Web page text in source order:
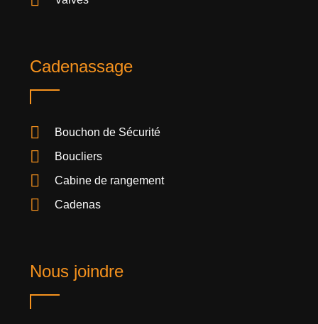
Cadenassage
Bouchon de Sécurité
Boucliers
Cabine de rangement
Cadenas
Nous joindre